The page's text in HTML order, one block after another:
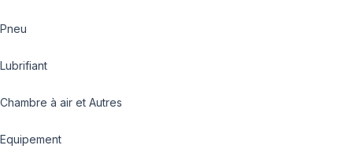
Pneu
Lubrifiant
Chambre à air et Autres
Equipement